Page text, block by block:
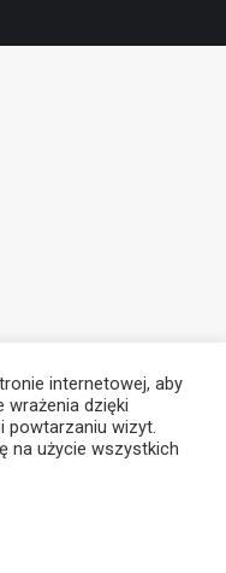
internetowej, aby
wrażenia dzięki
powtarzaniu wizyt.
na użycie wszystkich